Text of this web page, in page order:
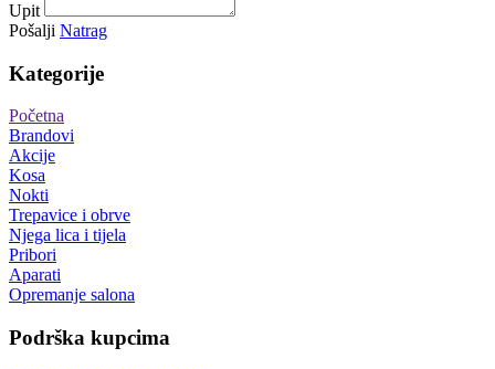
Upit
Pošalji Natrag
Kategorije
Početna
Brandovi
Akcije
Kosa
Nokti
Trepavice i obrve
Njega lica i tijela
Pribori
Aparati
Opremanje salona
Podrška kupcima